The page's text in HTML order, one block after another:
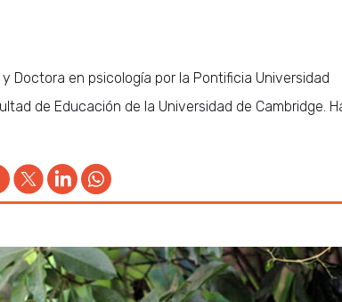
Doctora en psicología por la Pontificia Universidad
de Educación de la Universidad de Cambridge.